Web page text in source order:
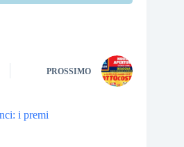
PROSSIMO